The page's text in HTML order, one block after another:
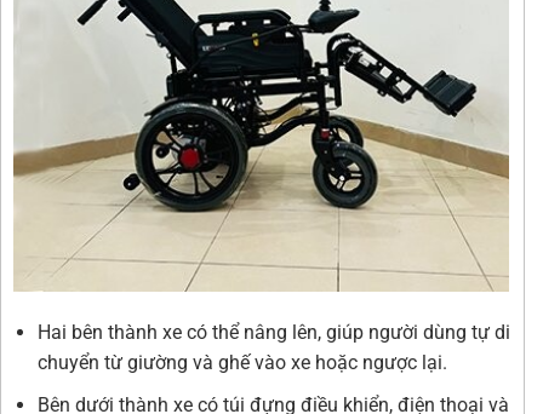
Hai bên thành xe có thể nâng lên, giúp người dùng tự di
chuyển từ giường và ghế vào xe hoặc ngược lại.
Bên dưới thành xe có túi đựng điều khiển, điện thoại và